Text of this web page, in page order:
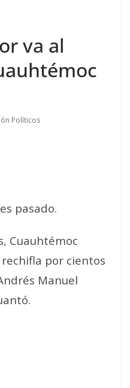
va al
Políticos
pasado.
Cuauhtémoc
por cientos
Manuel